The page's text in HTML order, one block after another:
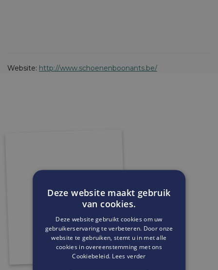
Website: http://www.schoenenboonants.be/
Deze website maakt gebruik
van cookies.
Deze website gebruikt cookies om uw
gebruikerservaring te verbeteren. Door onze
website te gebruiken, stemt u in met alle
cookies in overeenstemming met ons
Cookiebeleid. Lees verder